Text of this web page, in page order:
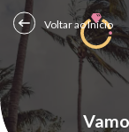
Voltar ao Início